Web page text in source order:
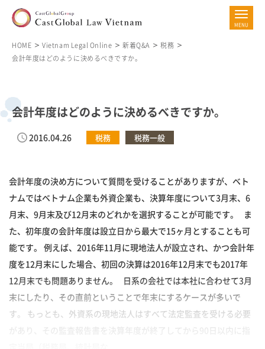
HOME Vietnam Legal Online 新着Q&A
税務
会計年度はどのように決めるべきですか。
会計年度はどのように決めるべきですか。
2016.04.26 税務 税務一般
会計年度の決め方について質問を受けることがありますが、ベト
ナムではベトナム企業も外資企業も、決算年度について3月末、6
月末、9月末及び12月末のどれかを選択することが可能です。 ま
た、初年度の会計年度は設立日から最大で15ヶ月とすることも可
能です。 例えば、2016年11月に現地法人が設立され、かつ会計年
度を12月末にした場合、初回の決算は2016年12月末でも2017年
12月末でも問題ありません。 日系の会社では本社に合わせて3月
末にしたり、その直前ということで年末にするケースが多いで
す。 もっとも、外資系の現地法人はすべて法定監査を受ける必要